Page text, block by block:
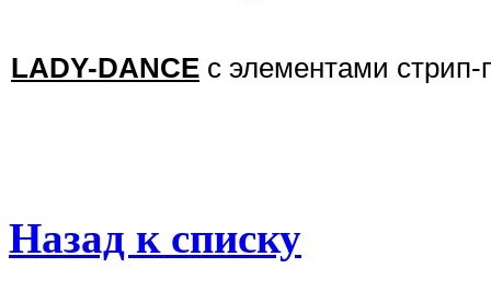
LADY-DANCE c элементами
Назад к списку